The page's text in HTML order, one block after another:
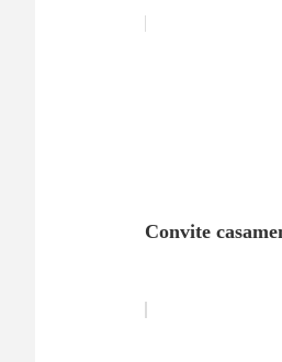
Convite